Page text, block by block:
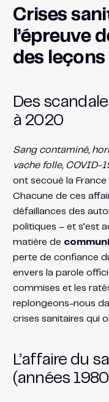
Crises
l’épreuve
des
Des
à 2020
Sang contaminé,
vache folle, COVID-
ont secoué la France
Chacune de ces
défaillances des
politiques – et s’est
matière de
perte de confiance
envers la parole
commises et les
replongeons-nous
crises sanitaires qui
L’affaire du
(années